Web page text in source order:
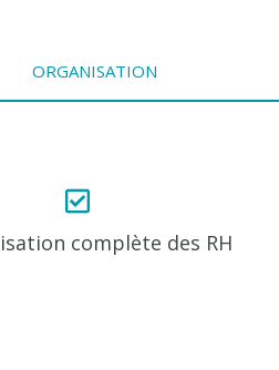
ORGANISATION
complète des RH